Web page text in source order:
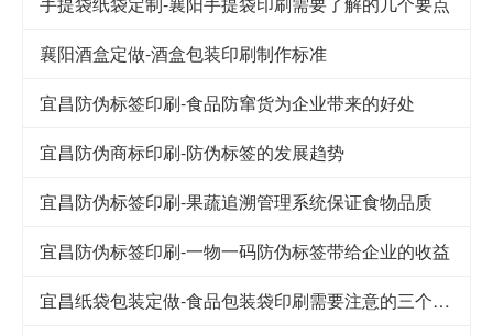
襄阳酒盒定做-酒盒包装印刷制作标准
宜昌防伪标签印刷-食品防窜货为企业带来的好处
宜昌防伪商标印刷-防伪标签的发展趋势
宜昌防伪标签印刷-果蔬追溯管理系统保证食物品质
宜昌防伪标签印刷-一物一码防伪标签带给企业的收益
宜昌纸袋包装定做-食品包装袋印刷需要注意的三个细节